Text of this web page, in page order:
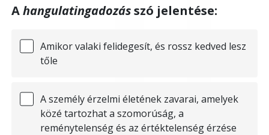
Ahangulatingadozásszó jelentése:
Amikor valaki felidegesít, és rossz kedved lesz
tőle
A személy érzelmi életének zavarai, amelyek
közé tartozhat a szomorúság, a
reménytelenség és az értéktelenség érzése